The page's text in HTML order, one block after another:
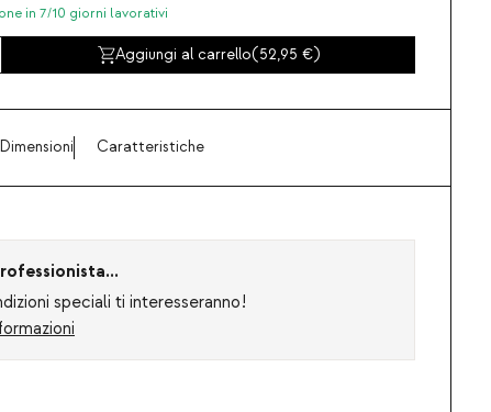
in 7/10 giorni lavorativi
Aggiungi al carrello(52,95 )
Dimensioni Caratteristiche
speciali ti interesseranno!